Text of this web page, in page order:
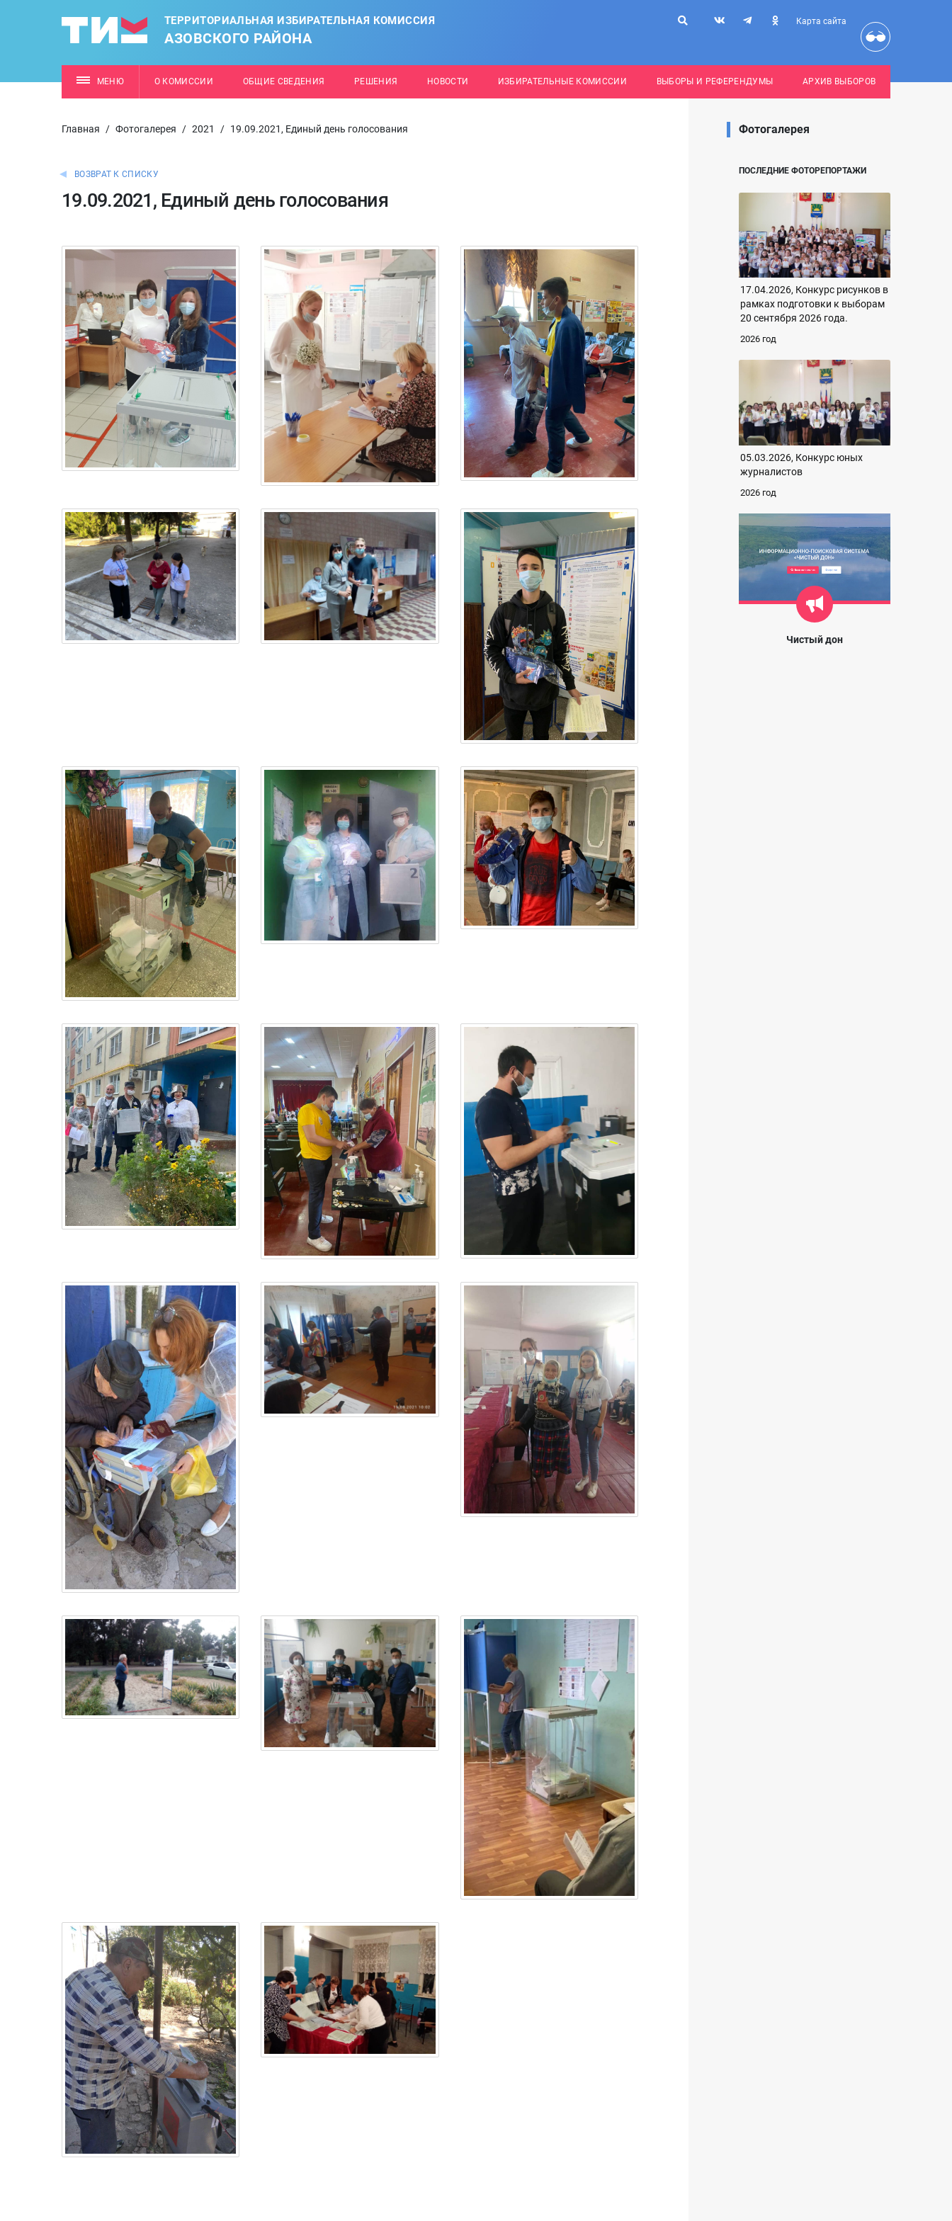
ТЕРРИТОРИАЛЬНАЯ ИЗБИРАТЕЛЬНАЯ КОМИССИЯ
АЗОВСКОГО РАЙОНА
Карта сайта
МЕНЮ О КОМИССИИ ОБЩИЕ СВЕДЕНИЯ РЕШЕНИЯ НОВОСТИ ИЗБИРАТЕЛЬНЫЕ КОМИССИИ ВЫБОРЫ И РЕФЕРЕНДУМЫ АРХИВ ВЫБОРОВ
Главная / Фотогалерея / 2021 / 19.09.2021, Единый день голосования
ВОЗВРАТ К СПИСКУ
19.09.2021, Единый день голосования
Фотогалерея
ПОСЛЕДНИЕ ФОТОРЕПОРТАЖИ
17.04.2026, Конкурс рисунков в
рамках подготовки к выборам
20 сентября 2026 года.
2026 год
05.03.2026, Конкурс юных
журналистов
2026 год
Чистый дон